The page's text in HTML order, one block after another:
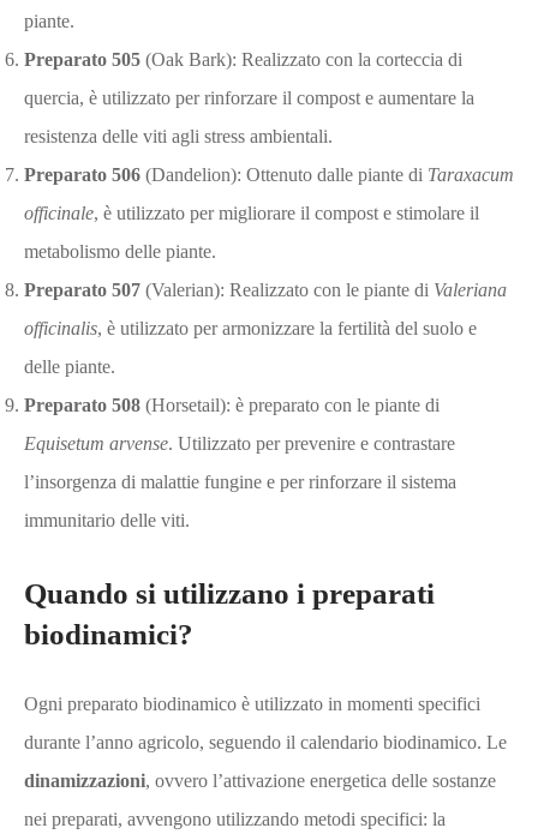
piante.
Preparato 505 (Oak Bark): Realizzato con la corteccia di
quercia, è utilizzato per rinforzare il compost e aumentare la
resistenza delle viti agli stress ambientali.
Preparato 506 (Dandelion): Ottenuto dalle piante di Taraxacum
officinale, è utilizzato per migliorare il compost e stimolare il
metabolismo delle piante.
Preparato 507 (Valerian): Realizzato con le piante di Valeriana
officinalis, è utilizzato per armonizzare la fertilità del suolo e
delle piante.
Preparato 508 (Horsetail): è preparato con le piante di
Equisetum arvense. Utilizzato per prevenire e contrastare
l’insorgenza di malattie fungine e per rinforzare il sistema
immunitario delle viti.
Quando si utilizzano i preparati
biodinamici?
Ogni preparato biodinamico è utilizzato in momenti specifici
durante l’anno agricolo, seguendo il calendario biodinamico. Le
dinamizzazioni, ovvero l’attivazione energetica delle sostanze
nei preparati, avvengono utilizzando metodi specifici: la